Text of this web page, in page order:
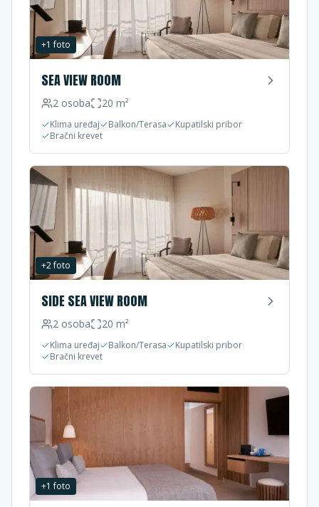
+1 foto
SEA VIEW ROOM
2 osoba 20 m²
Klima uređaj Balkon/Terasa
Kupatilski pribor
Bračni krevet
+2foto
SIDE SEA VIEW ROOM
2 osoba 20 m²
Klima uređaj Balkon/Terasa
Kupatilski pribor
Bračni krevet
+1 foto